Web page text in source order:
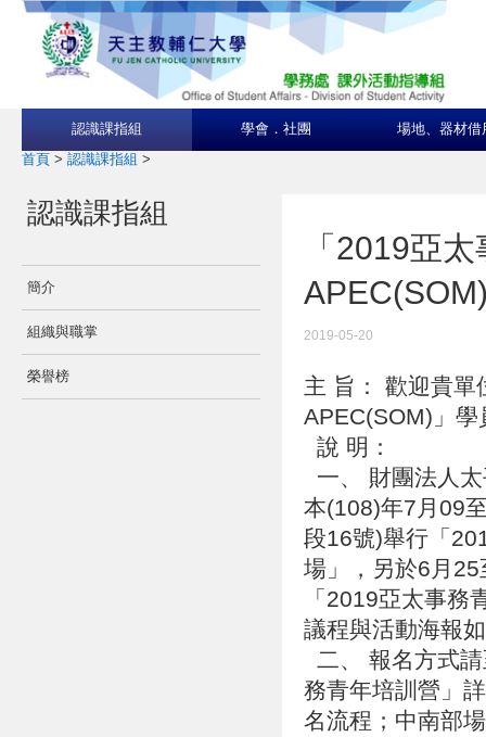
認識課指組 學會．社團 場地、器材借
首頁 > 認識課指組 >
認識課指組
簡介
組織與職掌
榮譽榜
「2019亞
2019-05-20
主 旨： 歡迎貴單
APEC(SOM)」
說 明：
一、 財團法人
本(108)年7月09
段16號)舉行「
場」，另於6月
「2019亞太事
議程與活動海報
二、 報名方式
務青年培訓營」
名流程；中南部